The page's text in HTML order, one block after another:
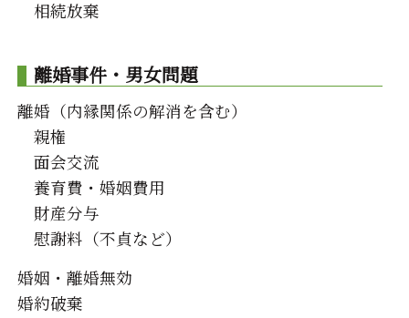
相続放棄
離婚事件・男女問題
離婚（内縁関係の解消を含む）
親権
面会交流
養育費・婚姻費用
財産分与
慰謝料（不貞など）
婚姻・離婚無効
婚約破棄